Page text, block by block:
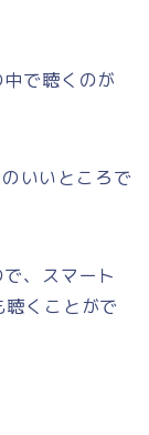
で聴くのが
いいところで
、スマート
くことがで